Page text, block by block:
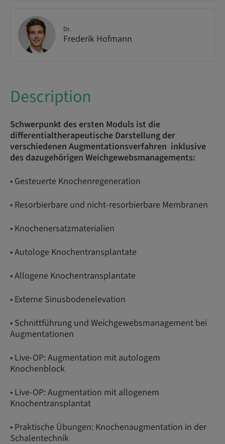
Dr.
Frederik Hofmann
Description
Schwerpunkt des ersten Moduls ist die
differentialtherapeutische Darstellung der
verschiedenen Augmentationsverfahren inklusive
des dazugehörigen Weichgewebsmanagements:
• Gesteuerte Knochenregeneration
• Resorbierbare und nicht-resorbierbare Membranen
• Knochenersatzmaterialien
• Autologe Knochentransplantate
• Allogene Knochentransplantate
• Externe Sinusbodenelevation
• Schnittführung und Weichgewebsmanagement bei
Augmentationen
• Live-OP: Augmentation mit autologem
Knochenblock
• Live-OP: Augmentation mit allogenem
Knochentransplantat
• Praktische Übungen: Knochenaugmentation in der
Schalentechnik